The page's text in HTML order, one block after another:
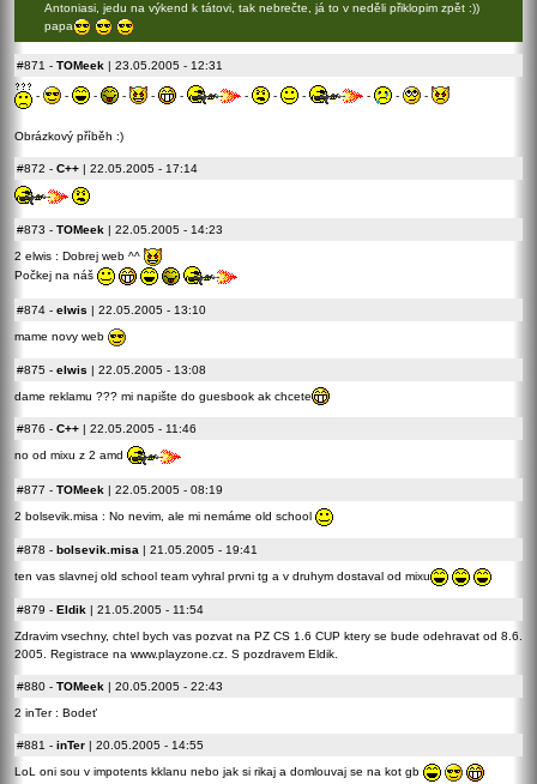
Antoniasi, jedu na výkend k tátovi, tak nebrečte, já to v neděli přiklopim zpět :))
papa
#871 - TOMeek | 23.05.2005 - 12:31
- - - - - - - - - - - -
Obrázkový příběh :)
#872 - C++ | 22.05.2005 - 17:14
#873 - TOMeek | 22.05.2005 - 14:23
2 elwis : Dobrej web ^^
Počkej na náš
#874 - elwis | 22.05.2005 - 13:10
mame novy web
#875 - elwis | 22.05.2005 - 13:08
dame reklamu ??? mi napište do guesbook ak chcete
#876 - C++ | 22.05.2005 - 11:46
no od mixu z 2 amd
#877 - TOMeek | 22.05.2005 - 08:19
2 bolsevik.misa : No nevim, ale mi nemáme old school
#878 - bolsevik.misa | 21.05.2005 - 19:41
ten vas slavnej old school team vyhral prvni tg a v druhym dostaval od mixu
#879 - Eldik | 21.05.2005 - 11:54
Zdravim vsechny, chtel bych vas pozvat na PZ CS 1.6 CUP ktery se bude odehravat od 8.6.
2005. Registrace na www.playzone.cz. S pozdravem Eldik.
#880 - TOMeek | 20.05.2005 - 22:43
2 inTer : Bodeť
#881 - inTer | 20.05.2005 - 14:55
LoL oni sou v impotents kklanu nebo jak si rikaj a domlouvaj se na kot gb